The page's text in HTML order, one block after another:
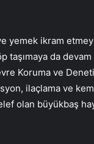
yemek ikram
taşımaya da
Koruma ve
ilaçlama ve
olan büyükbaş